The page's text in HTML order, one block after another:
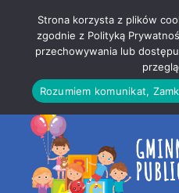
treści
strony
Strona korzysta z plików
zgodnie z Polityką
przechowywania lub
Rozumiem komunikat,